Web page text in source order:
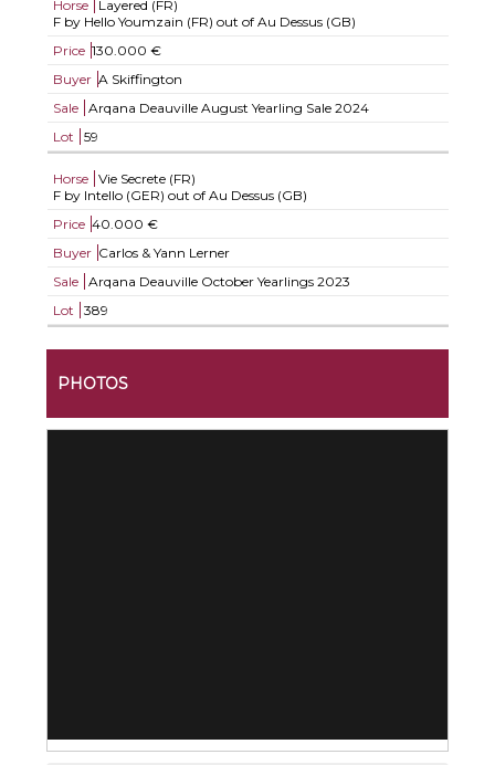
Horse
Layered (FR)
F by Hello Youmzain (FR) out of Au Dessus (GB)
Price 130.000 €
Buyer A Skiffington
Sale
Arqana Deauville August Yearling Sale 2024
Lot
59
Horse
Vie Secrete (FR)
F by Intello (GER) out of Au Dessus (GB)
Price 40.000 €
Buyer Carlos & Yann Lerner
Sale
Arqana Deauville October Yearlings 2023
Lot
389
PHOTOS